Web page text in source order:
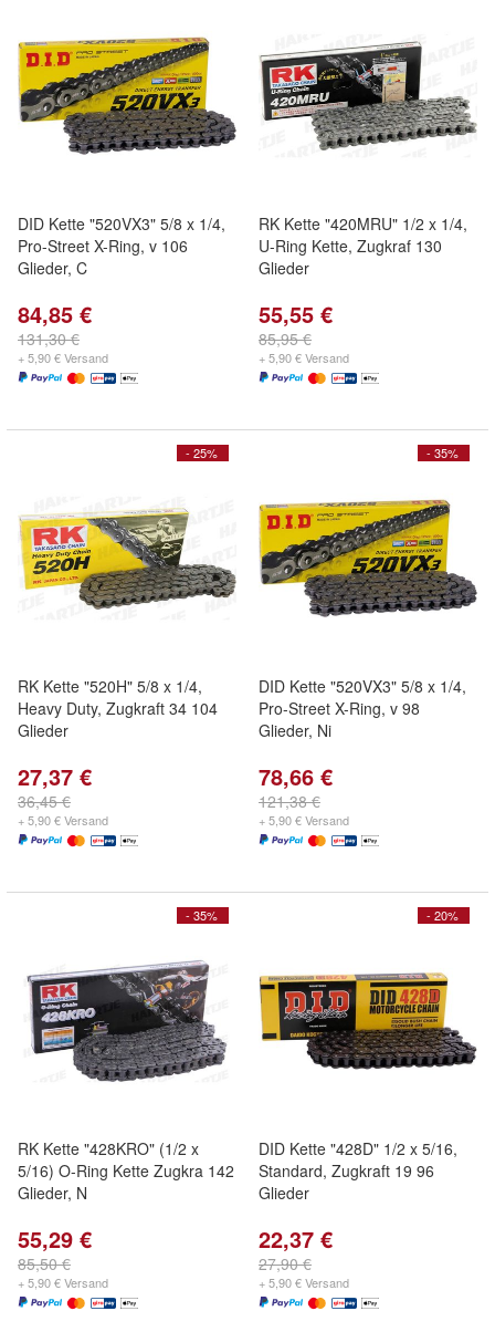
DID Kette "520VX3" 5/8 x 1/4,
Pro-Street X-Ring, v 106
Glieder, C
84,85 €
131,30 €
+ 5,90 € Versand
RK Kette "420MRU" 1/2 x 1/4,
U-Ring Kette, Zugkraf 130
Glieder
55,55 €
85,95 €
+ 5,90 € Versand
- 25%
RK Kette "520H" 5/8 x 1/4,
Heavy Duty, Zugkraft 34 104
Glieder
27,37 €
36,45 €
+ 5,90 € Versand
- 35%
DID Kette "520VX3" 5/8 x 1/4,
Pro-Street X-Ring, v 98
Glieder, Ni
78,66 €
121,38 €
+ 5,90 € Versand
- 35%
RK Kette "428KRO" (1/2 x
5/16) O-Ring Kette Zugkra 142
Glieder, N
55,29 €
85,50 €
+ 5,90 € Versand
- 20%
DID Kette "428D" 1/2 x 5/16,
Standard, Zugkraft 19 96
Glieder
22,37 €
27,90 €
+ 5,90 € Versand